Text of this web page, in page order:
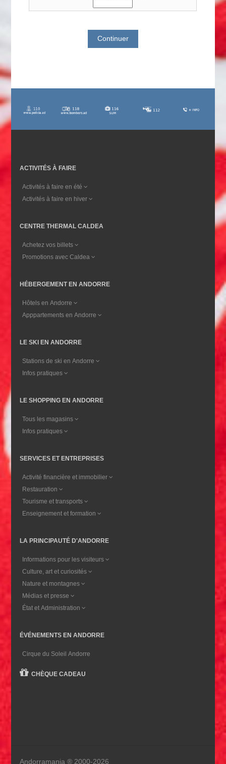
ACTIVITÉS À FAIRE
Activités à faire en été
Activités à faire en hiver
CENTRE THERMAL CALDEA
Achetez vos billets
Promotions avec Caldea
HÉBERGEMENT EN ANDORRE
Hôtels en Andorre
Apppartements en Andorre
LE SKI EN ANDORRE
Stations de ski en Andorre
Infos pratiques
LE SHOPPING EN ANDORRE
Tous les magasins
Infos pratiques
SERVICES ET ENTREPRISES
Activité financière et immobilier
Restauration
Tourisme et transports
Enseignement et formation
LA PRINCIPAUTÉ D'ANDORRE
Informations pour les visiteurs
Culture, art et curiosités
Nature et montagnes
Médias et presse
État et Administration
ÉVÉNEMENTS EN ANDORRE
Cirque du Soleil Andorre
CHÈQUE CADEAU
Andorramania ® 2000-2026